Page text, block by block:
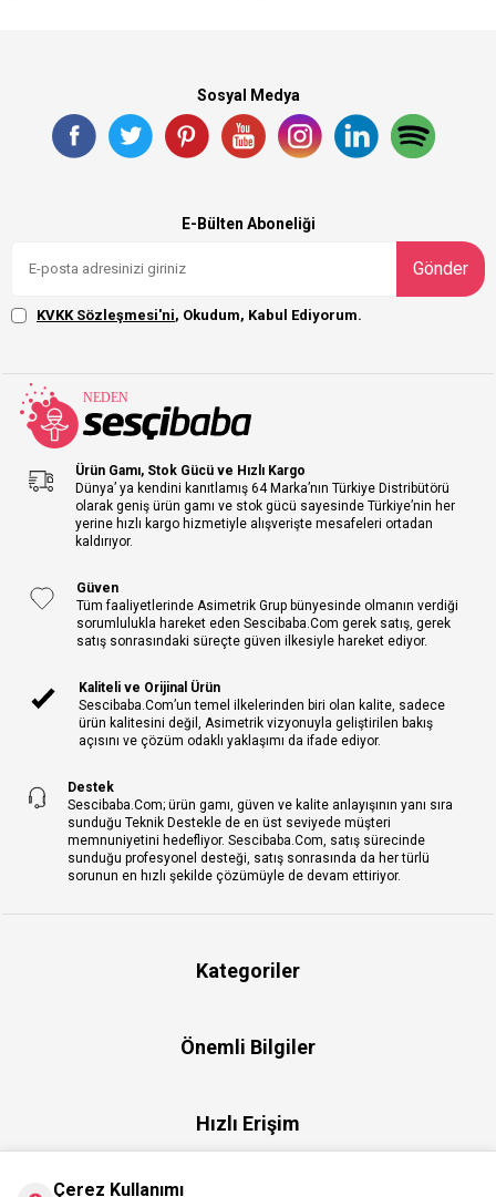
Sosyal Medya
E-Bülten Aboneliği
Gönder
KVKK Sözleşmesi'ni, Okudum, Kabul Ediyorum.
Ürün Gamı, Stok Gücü ve Hızlı Kargo
Dünya’ ya kendini kanıtlamış 64 Marka’nın Türkiye Distribütörü
olarak geniş ürün gamı ve stok gücü sayesinde Türkiye’nin her
yerine hızlı kargo hizmetiyle alışverişte mesafeleri ortadan
kaldırıyor.
Güven
Tüm faaliyetlerinde Asimetrik Grup bünyesinde olmanın verdiği
sorumlulukla hareket eden Sescibaba.Com gerek satış, gerek
satış sonrasındaki süreçte güven ilkesiyle hareket ediyor.
Kaliteli ve Orijinal Ürün
Sescibaba.Com’un temel ilkelerinden biri olan kalite, sadece
ürün kalitesini değil, Asimetrik vizyonuyla geliştirilen bakış
açısını ve çözüm odaklı yaklaşımı da ifade ediyor.
Destek
Sescibaba.Com; ürün gamı, güven ve kalite anlayışının yanı sıra
sunduğu Teknik Destekle de en üst seviyede müşteri
memnuniyetini hedefliyor. Sescibaba.Com, satış sürecinde
sunduğu profesyonel desteği, satış sonrasında da her türlü
sorunun en hızlı şekilde çözümüyle de devam ettiriyor.
Kategoriler
Önemli Bilgiler
Hızlı Erişim
Çerez Kullanımı